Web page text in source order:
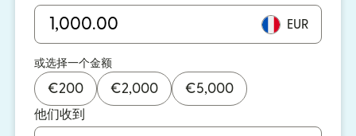
EUR
或选择一个金额
€200 €2,000 €5,000
他们收到